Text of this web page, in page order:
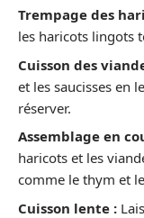
Trempage des
les haricots lingots
Cuisson des
et les saucisses en
réserver.
Assemblage en
haricots et les
comme le thym et
Cuisson lente :